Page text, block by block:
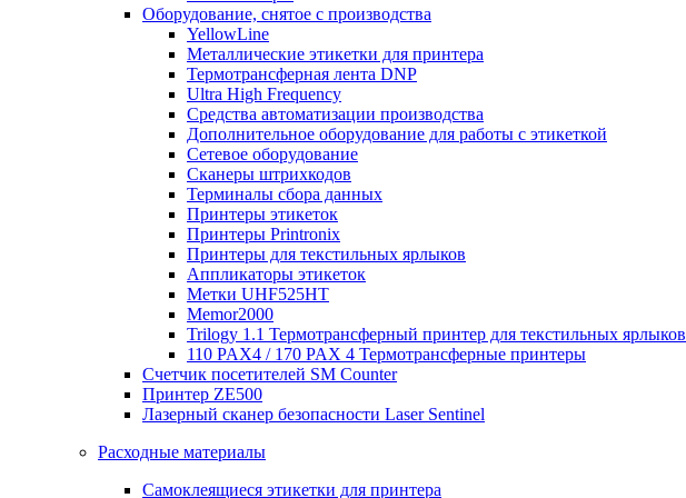
Оборудование, снятое с производства
YellowLine
Металлические этикетки для принтера
Термотрансферная лента DNP
Ultra High Frequency
Средства автоматизации производства
Дополнительное оборудование для работы с этикеткой
Сетевое оборудование
Сканеры штрихкодов
Терминалы сбора данных
Принтеры этикеток
Принтеры Printronix
Принтеры для текстильных ярлыков
Аппликаторы этикеток
Метки UHF525HT
Memor2000
Trilogy 1.1 Термотрансферный принтер для текстильных ярлыков
110 PAX4 / 170 PAX 4 Термотрансферные принтеры
Счетчик посетителей SM Counter
Принтер ZE500
Лазерный сканер безопасности Laser Sentinel
Расходные материалы
Самоклеящиеся этикетки для принтера